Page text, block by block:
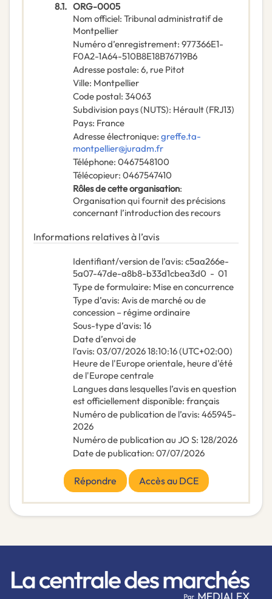
8.1. ORG-0005
Nom officiel: Tribunal administratif de
Montpellier
Numéro d’enregistrement: 977366E1-
F0A2-1A64-510B8E18B76719B6
Adresse postale: 6, rue Pitot
Ville: Montpellier
Code postal: 34063
Subdivision pays (NUTS): Hérault(FRJ13)
Pays: France
Adresse électronique: greffe.ta-
montpellier@juradm.fr
Téléphone: 0467548100
Télécopieur: 0467547410
Rôles de cette organisation:
Organisation qui fournit des précisions
concernant l’introduction des recours
Informations relatives à l’avis
Identifiant/version de l’avis: c5aa266e-
5a07-47de-a8b8-b33d1cbea3d0 - 01
Type de formulaire: Mise en concurrence
Type d’avis: Avis de marché ou de
concession – régime ordinaire
Sous-type d’avis: 16
Date d’envoi de
l’avis: 03/07/202618:10:16 (UTC+02:00)
Heure de l'Europe orientale, heure d'été
de l'Europe centrale
Langues dans lesquelles l’avis en question
est officiellement disponible: français
Numéro de publication de l’avis: 465945-
2026
Numéro de publication au JO S: 128/2026
Date de publication: 07/07/2026
Répondre Accès au DCE